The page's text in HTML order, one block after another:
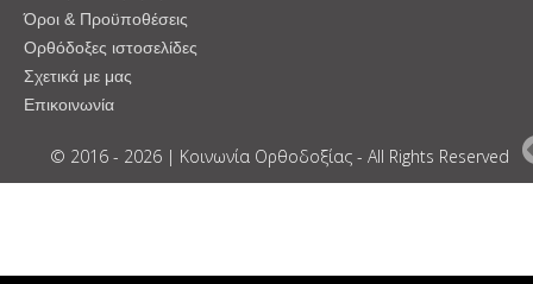
Όροι & Προϋποθέσεις
Ορθόδοξες ιστοσελίδες
Σχετικά με μας
Επικοινωνία
© 2016 - 2026 | Κοινωνία Ορθοδοξίας - All Rights Reserved